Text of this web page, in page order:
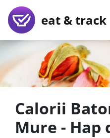
eat & track
Calorii
Mure - Hap